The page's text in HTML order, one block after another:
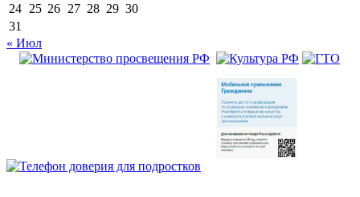
24 25 26 27 28 29 30
31
« Июл